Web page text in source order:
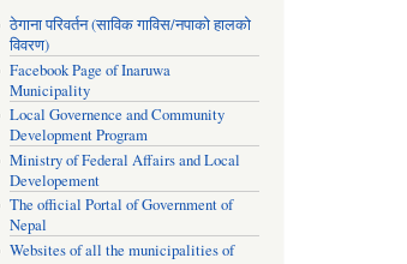
ठेगाना परिवर्तन (साविक गाविस/नपाको हालको
विवरण)
Facebook Page of Inaruwa
Municipality
Local Governence and Community
Development Program
Ministry of Federal Affairs and Local
Developement
The official Portal of Government of
Nepal
Websites of all the municipalities of